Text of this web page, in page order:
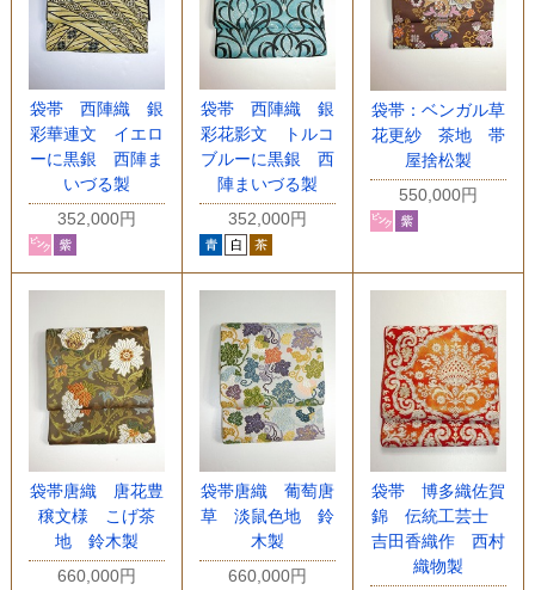
袋帯 西陣織 銀
彩華連文 イエロ
ーに黒銀 西陣ま
いづる製
352,000円
袋帯 西陣織 銀
彩花影文 トルコ
ブルーに黒銀 西
陣まいづる製
352,000円
袋帯：ベンガル草
花更紗 茶地 帯
屋捨松製
550,000円
袋帯唐織 唐花豊
穣文様 こげ茶
地 鈴木製
660,000円
袋帯唐織 葡萄唐
草 淡鼠色地 鈴
木製
660,000円
袋帯 博多織佐賀
錦 伝統工芸士
吉田香織作 西村
織物製